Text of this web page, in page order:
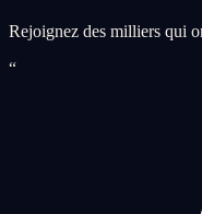
Rejoignez des milliers qui
“